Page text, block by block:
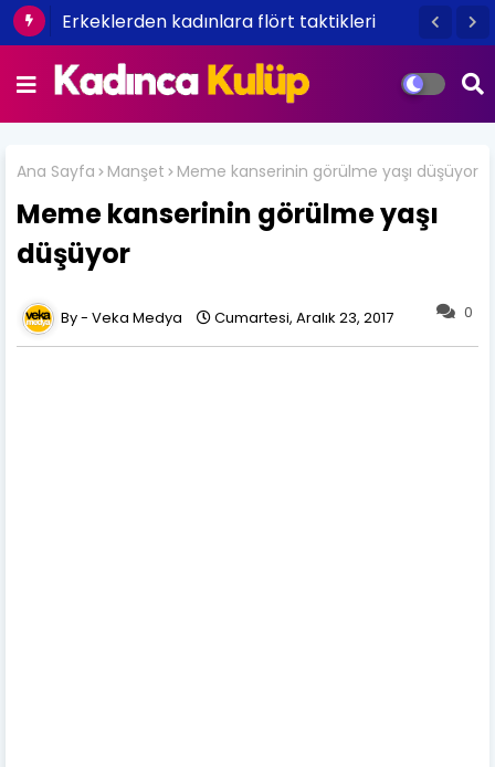
Erkeklerden kadınlara flört taktikleri
Ana Sayfa Manşet Meme kanserinin görülme yaşı düşüyor
Meme kanserinin görülme yaşı
düşüyor
0
Veka Medya Cumartesi, Aralık 23, 2017